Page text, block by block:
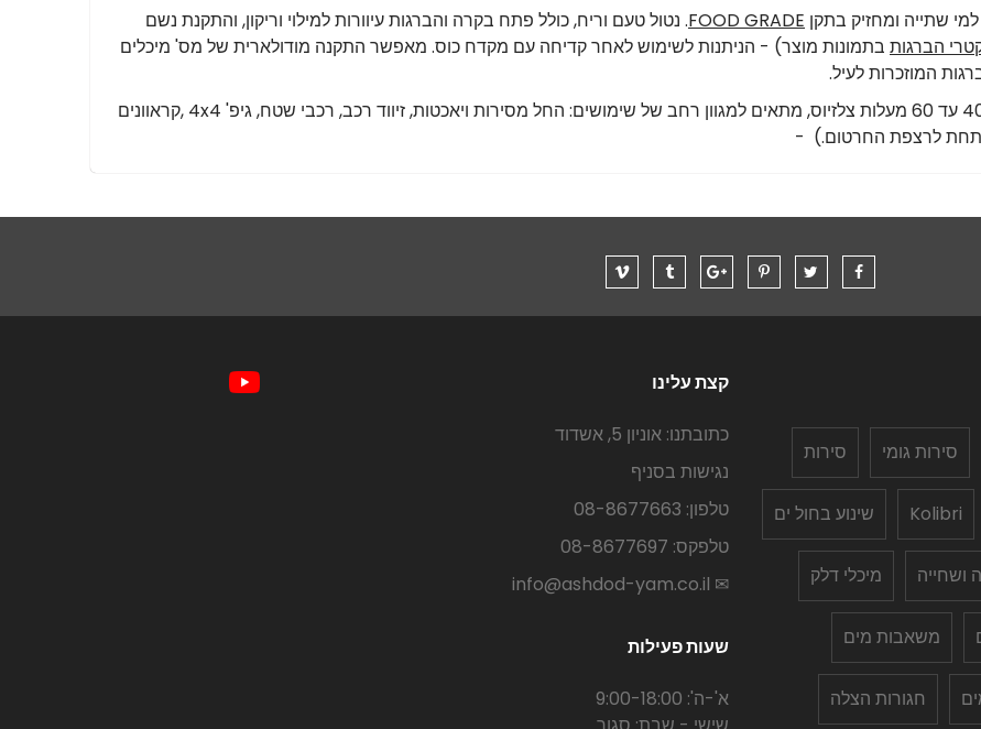
שתייה ומחזיק בתקן FOOD GRADE. נטול טעם וריח, כולל פתח בקרה והברגות עיוורות למילוי וריקון, והתקנת נשם
הברגות בתמונות מוצר) - הניתנות לשימוש לאחר קדיחה עם מקדח כוס. מאפשר התקנה מודולארית של מס' מיכלים
המוזכרות לעיל.
עמיד ושומר על תכונותיו בטווח טמפרטורות של מינוס 40 עד 60 מעלות צלזיוס, מתאים למגוון רחב של שימושים: החל מסירות ויאכטות, זיווד רכב, רכבי שטח, גיפ' 4x4 ,קראוונים
מתחת לרצפת החרטום.) -
סירות גומי סירות
Kolibri שינוע בחול ים
ושחייה מיכלי דלק
משאבות מים
חגורות הצלה
קצת עלינו
כתובתנו: אוניון 5, אשדוד
נגישות בסניף
טלפון: 08-8677663
טלפקס: 08-8677697
✉ info@ashdod-yam.co.il
שעות פעילות
א'-ה': 9:00-18:00